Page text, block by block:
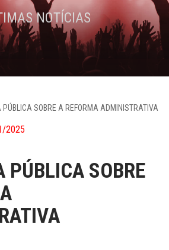
NOTÍCIAS
PÚBLICA SOBRE A REFORMA ADMINISTRATIVA
2025
PÚBLICA SOBRE